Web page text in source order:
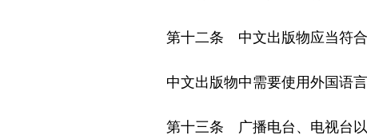
第十二条 中文出版物应当符合
中文出版物中需要使用外国语言
第十三条 广播电台、电视台以